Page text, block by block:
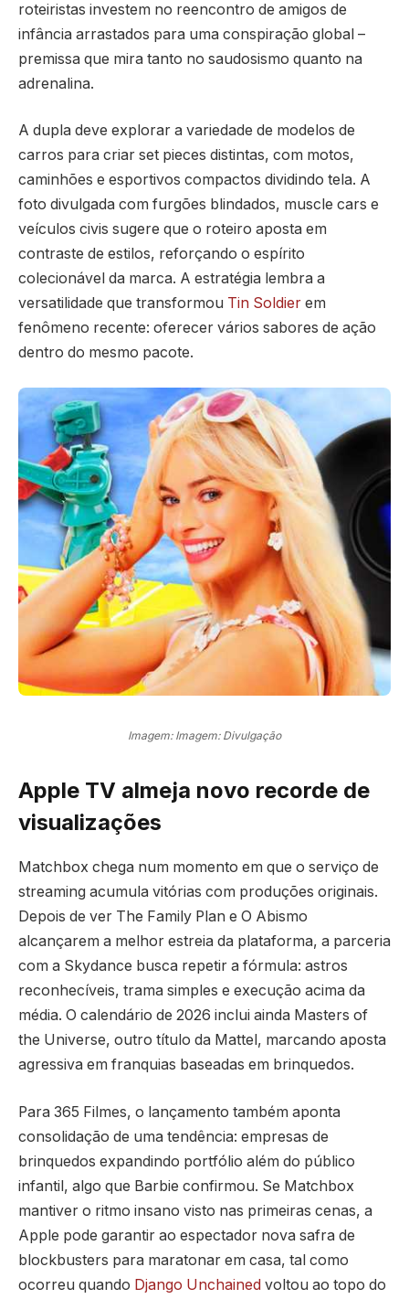
roteiristas investem no reencontro de amigos de
infância arrastados para uma conspiração global –
premissa que mira tanto no saudosismo quanto na
adrenalina.
A dupla deve explorar a variedade de modelos de
carros para criar set pieces distintas, com motos,
caminhões e esportivos compactos dividindo tela. A
foto divulgada com furgões blindados, muscle cars e
veículos civis sugere que o roteiro aposta em
contraste de estilos, reforçando o espírito
colecionável da marca. A estratégia lembra a
versatilidade que transformou Tin Soldier em
fenômeno recente: oferecer vários sabores de ação
dentro do mesmo pacote.
Imagem: Imagem: Divulgação
Apple TV almeja novo recorde de
visualizações
Matchbox chega num momento em que o serviço de
streaming acumula vitórias com produções originais.
Depois de ver The Family Plan e O Abismo
alcançarem a melhor estreia da plataforma, a parceria
com a Skydance busca repetir a fórmula: astros
reconhecíveis, trama simples e execução acima da
média. O calendário de 2026 inclui ainda Masters of
the Universe, outro título da Mattel, marcando aposta
agressiva em franquias baseadas em brinquedos.
Para 365 Filmes, o lançamento também aponta
consolidação de uma tendência: empresas de
brinquedos expandindo portfólio além do público
infantil, algo que Barbie confirmou. Se Matchbox
mantiver o ritmo insano visto nas primeiras cenas, a
Apple pode garantir ao espectador nova safra de
blockbusters para maratonar em casa, tal como
ocorreu quando Django Unchained voltou ao topo do